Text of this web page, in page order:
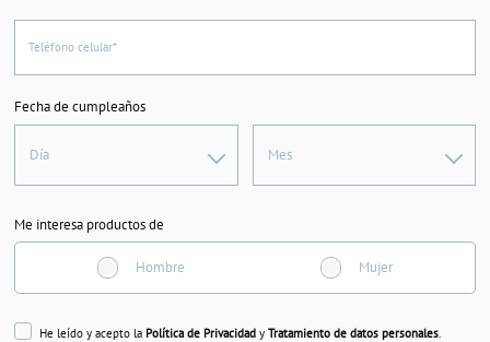
Teléfono celular*
Fecha de cumpleaños
Día Mes
Me interesa productos de
Hombre Mujer
He leído y acepto la Política de Privacidady Tratamiento de datos personales.